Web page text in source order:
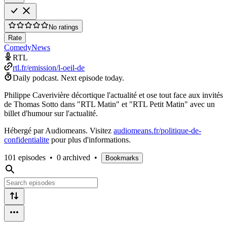
No ratings
Rate
ComedyNews
RTL
rtl.fr/emission/l-oeil-de
Daily podcast. Next episode today.
Philippe Caverivière décortique l'actualité et ose tout face aux invités
de Thomas Sotto dans "RTL Matin" et "RTL Petit Matin" avec un
billet d'humour sur l'actualité.
Hébergé par Audiomeans. Visitez audiomeans.fr/politique-de-
confidentialite pour plus d'informations.
101 episodes • 0 archived • Bookmarks